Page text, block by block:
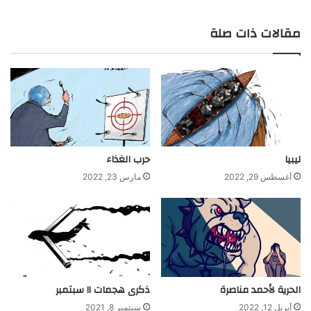
مقالات ذات صلة
ليبيا
أغسطس 29, 2022
حرب الغذاء
مارس 23, 2022
الحرية لأحمد مناصرة
أبريل 12, 2022
ذكرى هجمات ١١ سبتمبر
سبتمبر 8, 2021